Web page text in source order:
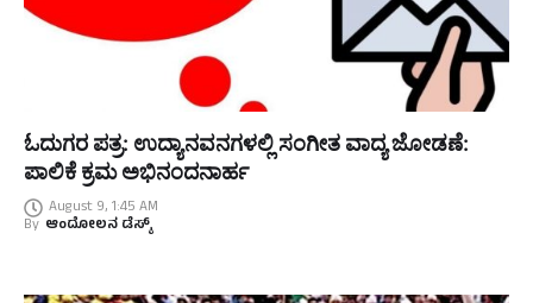
ಓದುಗರ ಪತ್ರ: ಉದ್ಯಾನವನಗಳಲ್ಲಿ ಸಂಗೀತ ವಾದ್ಯ ಜೋಡಣೆ:
ಪಾಲಿಕೆ ಕ್ರಮ ಅಭಿನಂದನಾರ್ಹ
August 9, 1:45 AM
By ಆಂದೋಲನ ಡೆಸ್ಕ್